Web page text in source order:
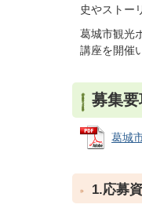
史やストー
葛城市観光
講座を開催
募集要
葛城
1.応募